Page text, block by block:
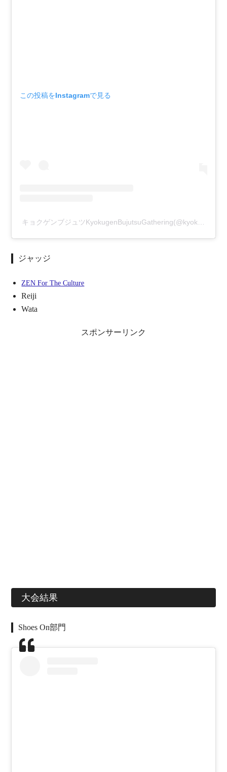
この投稿をInstagramで見る
ジャッジ
ZEN For The Culture
Reiji
Wata
スポンサーリンク
大会結果
Shoes On部門